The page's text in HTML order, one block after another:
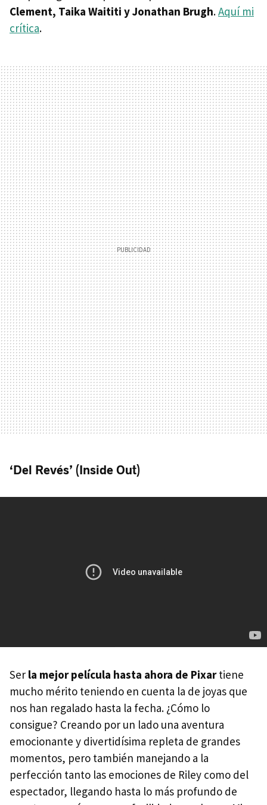
Clement, Taika Waititi y Jonathan Brugh.Aquí mi
crítica.
‘Del Revés’ (Inside Out)
Ser la mejor película hasta ahora de Pixartiene
mucho mérito teniendo en cuenta la de joyas que
nos han regalado hasta la fecha. ¿Cómo lo
consigue? Creando por un lado una aventura
emocionante y divertidísima repleta de grandes
momentos, pero también manejando a la
perfección tanto las emociones de Riley como del
espectador, llegando hasta lo más profundo de